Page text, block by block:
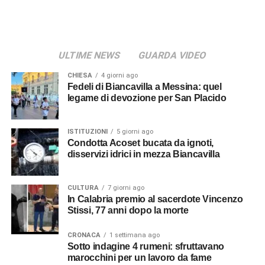
ULTIME NEWS GUARDA VIDEO
CHIESA 4 giorni ago
Fedeli di Biancavilla a Messina: quel
legame di devozione per San Placido
ISTITUZIONI 5 giorni ago
Condotta Acoset bucata da ignoti,
disservizi idrici in mezza Biancavilla
CULTURA 7 giorni ago
In Calabria premio al sacerdote Vincenzo
Stissi, 77 anni dopo la morte
CRONACA 1 settimana ago
Sotto indagine 4 rumeni: sfruttavano
marocchini per un lavoro da fame